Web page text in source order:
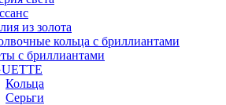
из золота
кольца с бриллиантами
с бриллиантами
Кольца
Серьги